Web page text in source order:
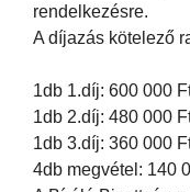
rendelkezésre.
A díjazás kötelező
1db 1.díj: 600 000
1db 2.díj: 480 000
1db 3.díj: 360 000
4db megvétel: 140